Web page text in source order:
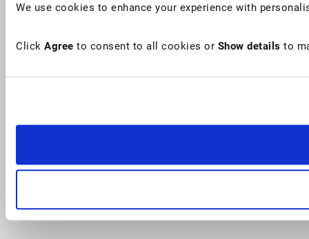
We use cookies to enhance your experience with
Click Agree to consent to all cookies or Show details to